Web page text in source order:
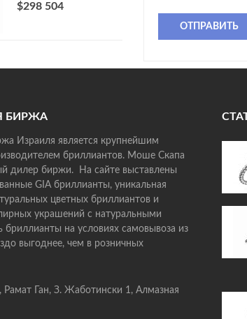
$298 504
ОТПРАВИТЬ
БИРЖА
Израиля является крупнейшим
бриллиантов. Моше Скапа
дилер биржи. На сайте выставлены
GIA бриллианты, уникальная
цветных бриллиантов и
украшений с натуральными
бриллианты на условиях самовывоза из
выгоднее, чем в розничных
Рамат Ган, З. Жаботински 1, Алмазная